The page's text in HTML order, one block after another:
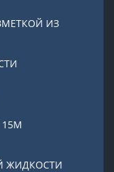
ИЗ
ЖИДКОСТИ